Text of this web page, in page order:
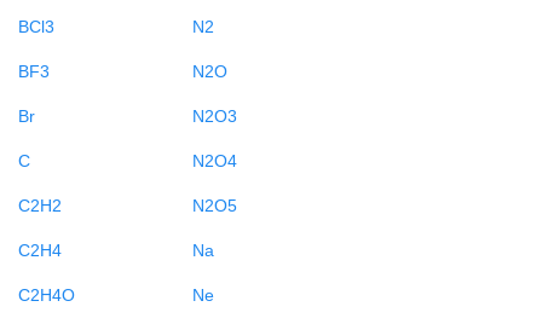
BCl3
BF3
Br
C
C2H2
C2H4
C2H4O
N2
N2O
N2O3
N2O4
N2O5
Na
Ne